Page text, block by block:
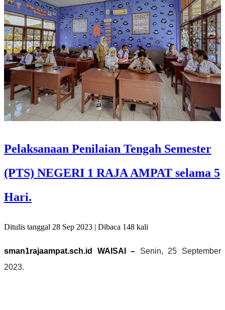
Pelaksanaan Penilaian Tengah Semester
(PTS) NEGERI 1 RAJA AMPAT selama 5
Hari.
Ditulis tanggal 28 Sep 2023 | Dibaca 148 kali
sman1rajaampat.sch.id WAISAI –
Senin, 25 September
2023.